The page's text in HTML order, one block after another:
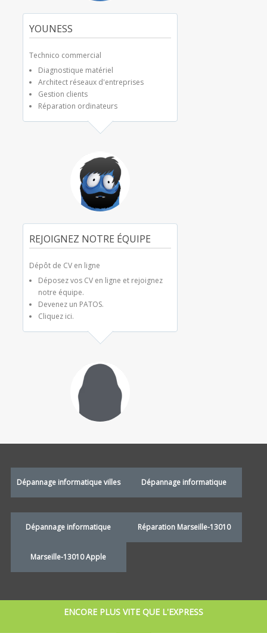
YOUNESS
Technico commercial
Diagnostique matériel
Architect réseaux d'entreprises
Gestion clients
Réparation ordinateurs
REJOIGNEZ NOTRE ÉQUIPE
Dépôt de CV en ligne
Déposez vos CV en ligne et rejoignez
notre équipe.
Devenez un PATOS.
Cliquez ici.
Dépannage informatique villes Dépannage informatique
Dépannage informatique
Marseille-13010 Apple
Réparation Marseille-13010
ENCORE PLUS VITE QUE L'EXPRESS